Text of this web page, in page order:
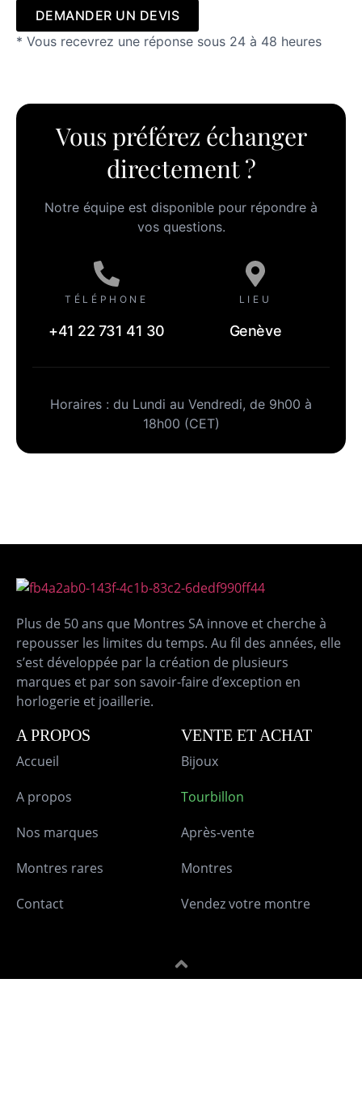
DEMANDER UN DEVIS
Alternative:
* Vous recevrez une réponse sous 24 à 48 heures
Vous préférez échanger
directement ?
Notre équipe est disponible pour répondre à
vos questions.
TÉLÉPHONE
+41 22 731 41 30
LIEU
Genève
Horaires : du Lundi au Vendredi, de 9h00 à
18h00 (CET)
Plus de 50 ans que Montres SA innove et cherche à
repousser les limites du temps. Au fil des années, elle
s’est développée par la création de plusieurs
marques et par son savoir-faire d’exception en
horlogerie et joaillerie.
A PROPOS
Accueil
A propos
Nos marques
Montres rares
Contact
VENTE ET ACHAT
Bijoux
Tourbillon
Après-vente
Montres
Vendez votre montre